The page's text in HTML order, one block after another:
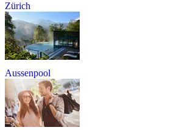
Zürich
Aussenpool